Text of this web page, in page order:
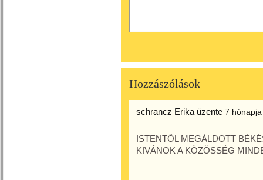
Hozzászólások
schrancz Erika üzente 7 hónapja
ISTENTŐL MEGÁLDOTT
KIVÁNOK A KÖZÖSSÉG